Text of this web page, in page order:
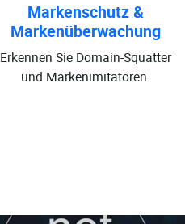
Markenschutz &
Markenüberwachung
Erkennen Sie Domain-Squatter
und Markenimitatoren.